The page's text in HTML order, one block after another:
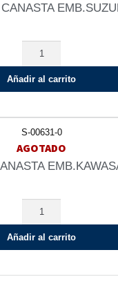
Añadir al carrito
S-00631-0
AGOTADO
Añadir al carrito